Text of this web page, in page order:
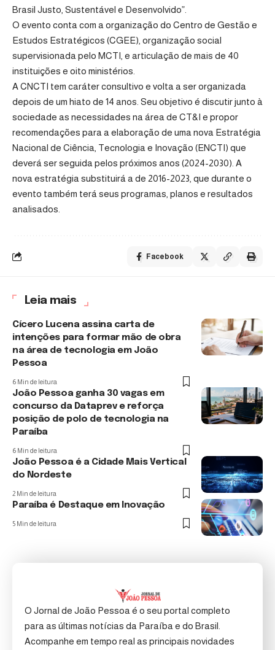
Brasil Justo, Sustentável e Desenvolvido”.
O evento conta com a organização do Centro de Gestão e
Estudos Estratégicos (CGEE), organização social
supervisionada pelo MCTI, e articulação de mais de 40
instituições e oito ministérios.
A CNCTI tem caráter consultivo e volta a ser organizada
depois de um hiato de 14 anos. Seu objetivo é discutir junto à
sociedade as necessidades na área de CT&I e propor
recomendações para a elaboração de uma nova Estratégia
Nacional de Ciência, Tecnologia e Inovação (ENCTI) que
deverá ser seguida pelos próximos anos (2024-2030). A
nova estratégia substituirá a de 2016-2023, que durante o
evento também terá seus programas, planos e resultados
analisados.
Facebook
Leia mais
Cícero Lucena assina carta de
intenções para formar mão de obra
na área de tecnologia em João
Pessoa
6 Min de leitura
João Pessoa ganha 30 vagas em
concurso da Dataprev e reforça
posição de polo de tecnologia na
Paraíba
6 Min de leitura
João Pessoa é a Cidade Mais Vertical
do Nordeste
2 Min de leitura
Paraíba é Destaque em Inovação
5 Min de leitura
O Jornal de João Pessoa é o seu portal completo
para as últimas notícias da Paraíba e do Brasil.
Acompanhe em tempo real as principais novidades